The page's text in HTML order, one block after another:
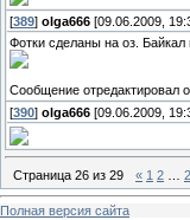
[389] olga666 [09.06.2009,
Фотки сделаны на оз. Байкал
Сообщение отредактировал
[390] olga666 [09.06.2009,
Страница 26 из 29 « 1 2
Полная версия сайта